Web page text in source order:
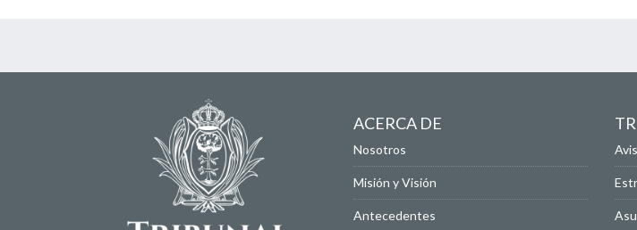
ACERCA DE
Nosotros
Misión y Visión
Antecedentes